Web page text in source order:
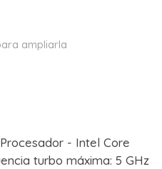
ampliarla
- Intel Core
turbo máxima: 5 GHz